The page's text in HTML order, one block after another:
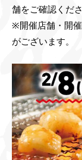
舗をご確認くださ
※開催店舗・開
がございます。